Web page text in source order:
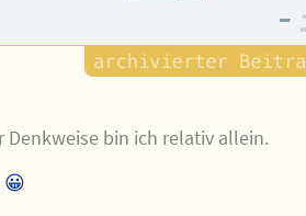
–
Denkweise bin ich relativ allein.
😀